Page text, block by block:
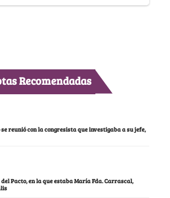
Recomendadas
reunió con la congresista que investigaba a su jefe,
Pacto, en la que estaba María Fda. Carrascal,